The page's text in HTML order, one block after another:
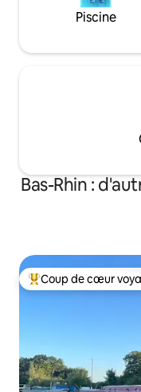
Piscine
Bas-Rhin :
Coups de cœur
Coup de cœur